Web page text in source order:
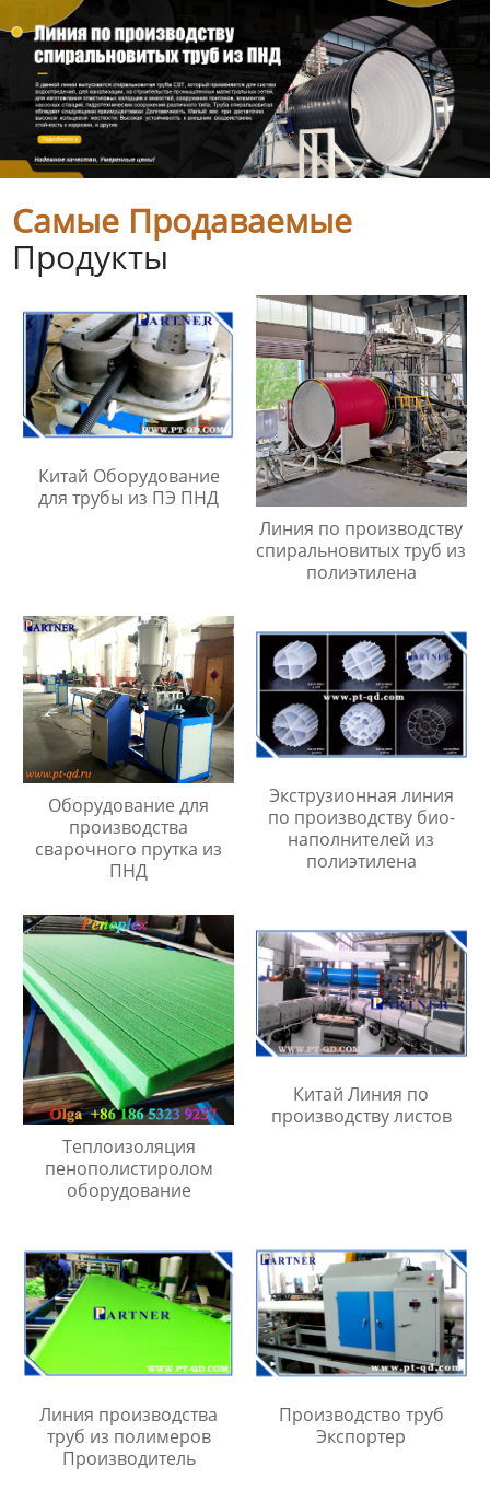
Самые Продаваемые
Продукты
Китай Оборудование
для трубы из ПЭ ПНД
Линия по производству
спиральновитых труб из
полиэтилена
Оборудование для
производства
сварочного прутка из
ПНД
Экструзионная линия
по производству био-
наполнителей из
полиэтилена
Теплоизоляция
пенополистиролом
оборудование
Китай Линия по
производству листов
Линия производства
труб из полимеров
Производитель
Производство труб
Экспортер